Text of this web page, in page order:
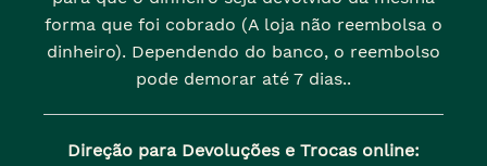
forma que foi cobrado (A loja não reembolsa o
dinheiro). Dependendo do banco, o reembolso
pode demorar até 7 dias..
Direção para Devoluções e Trocas online: